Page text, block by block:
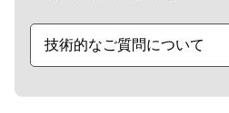
技術的なご質問について